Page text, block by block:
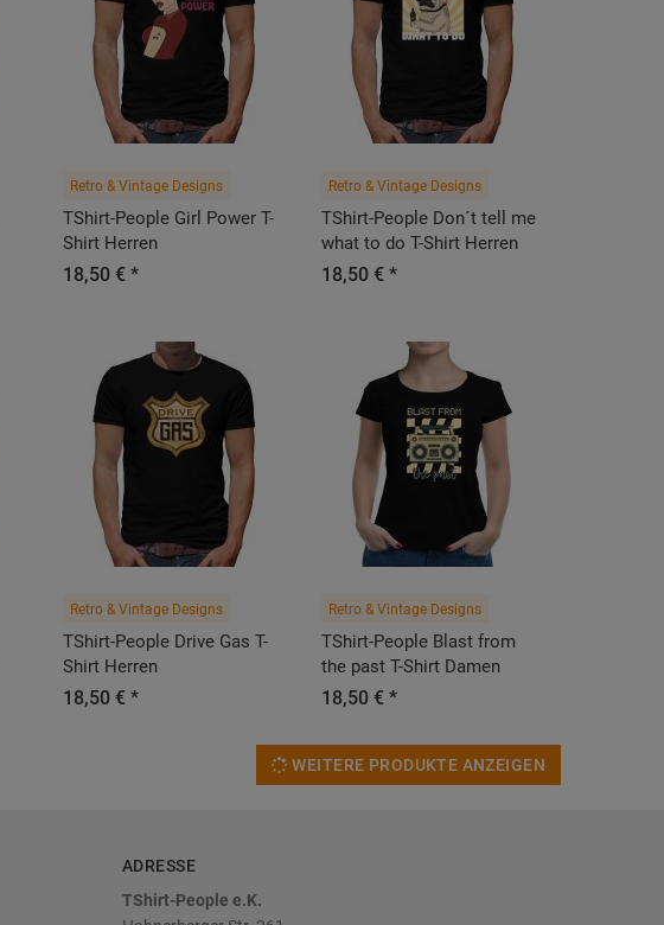
Retro & Vintage Designs
TShirt-People Girl Power T-
Shirt Herren
18,50 € *
Retro & Vintage Designs
TShirt-People Don´t tell me
what to do T-Shirt Herren
18,50 € *
Retro & Vintage Designs
TShirt-People Drive Gas T-
Shirt Herren
18,50 € *
Retro & Vintage Designs
TShirt-People Blast from
the past T-Shirt Damen
18,50 € *
WEITERE PRODUKTE ANZEIGEN
ADRESSE
TShirt-People e.K.